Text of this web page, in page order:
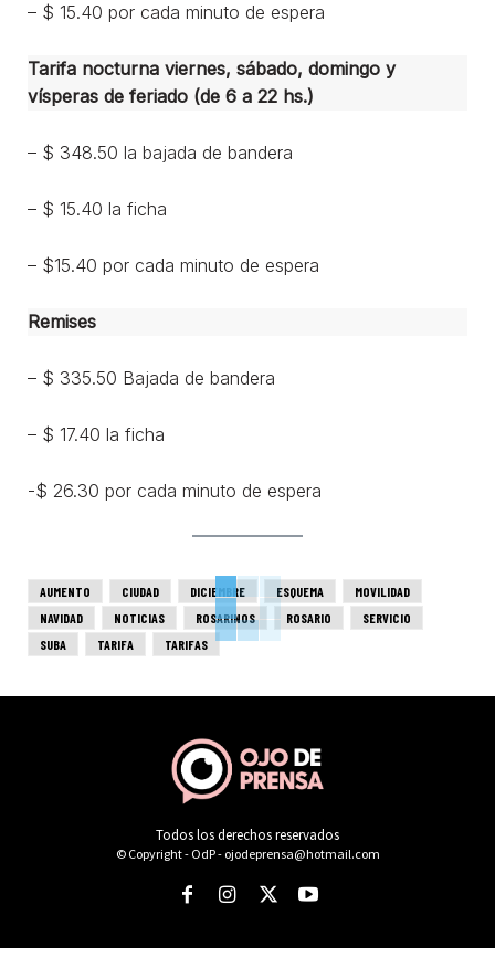
– $ 15.40 por cada minuto de espera
Tarifa nocturna viernes, sábado, domingo y
vísperas de feriado (de 6 a 22 hs.)
– $ 348.50 la bajada de bandera
– $ 15.40 la ficha
– $15.40 por cada minuto de espera
Remises
– $ 335.50 Bajada de bandera
– $ 17.40 la ficha
-$ 26.30 por cada minuto de espera
AUMENTO CIUDAD DICIEMBRE ESQUEMA
MOVILIDAD
NAVIDAD
NOTICIAS ROSARINOS ROSARIO
SERVICIO
SUBA
TARIFA TARIFAS
Todos los derechos reservados
© Copyright - OdP - ojodeprensa@hotmail.com